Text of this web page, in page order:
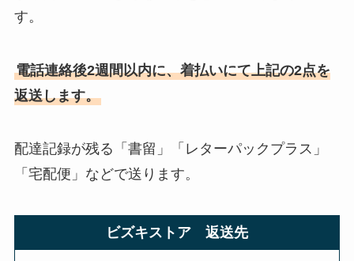
す。
電話連絡後2週間以内に、着払いにて上記の2点を
返送します。
配達記録が残る「書留」「レターパックプラス」
「宅配便」などで送ります。
ビズキストア 返送先